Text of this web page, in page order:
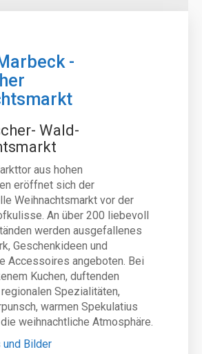
-
Wald-
aus hohen
eröffnet sich der
Weihnachtsmarkt vor der
An über 200 liebevoll
werden ausgefallenes
Geschenkideen und
Accessoires angeboten. Bei
Kuchen, duftenden
Spezialitäten,
warmen Spekulatius
weihnachtliche Atmosphäre.
Bilder